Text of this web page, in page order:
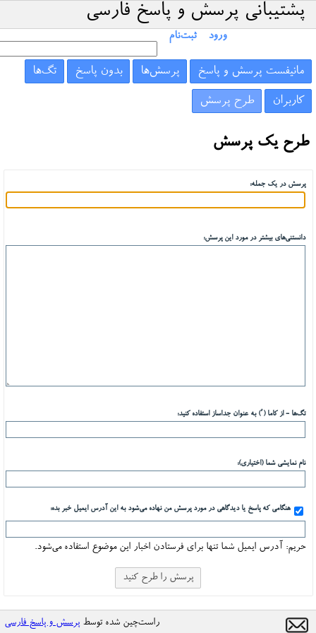
پشتیبانی پرسش و پاسخ فارسی
ورود ثبت‌نام
مانیفست پرسش و پاسخ پرسش‌ها بدون پاسخ تگ‌ها
کاربران طرح پرسش
طرح یک پرسش
پرسش در یک جمله:
دانستنی‌های بیشتر در مورد این پرسش:
تگ‌ها - از کاما (٬) به عنوان جداساز استفاده کنید:
نام نمایشی شما (اختیاری):
هنگامی که پاسخ یا دیدگاهی در مورد پرسش من نهاده می‌شود به این آدرس ایمیل خبر بده:
حریم: آدرس ایمیل شما تنها برای فرستادن اخبار این موضوع استفاده می‌شود.
راست‌چین شده توسط پرسش و پاسخ فارسی